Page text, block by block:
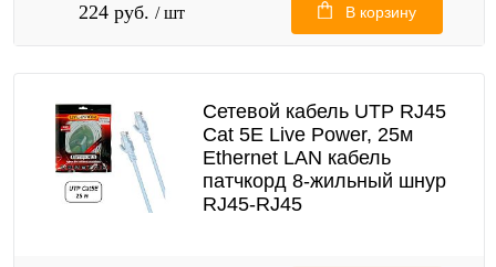
224 руб. / шт В корзину
Сетевой кабель UTP RJ45
Cat 5E Live Power, 25м
Ethernet LAN кабель
патчкорд 8-жильный шнур
RJ45-RJ45